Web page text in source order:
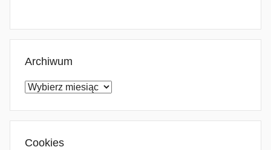
Archiwum
Archiwum
Cookies